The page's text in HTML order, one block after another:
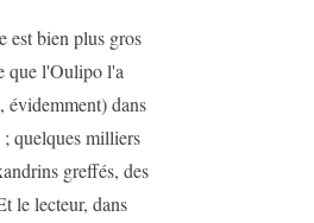
est bien plus gros
que l'Oulipo l'a
évidemment) dans
quelques milliers
greffés, des
le lecteur, dans